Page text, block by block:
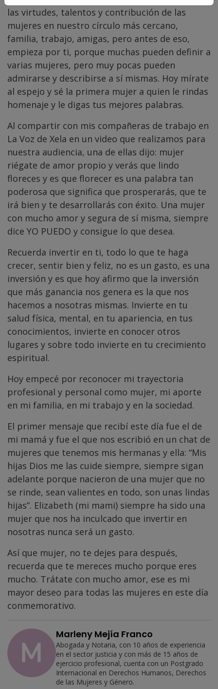
las virtudes, talentos y contribución de las
mujeres en nuestro círculo más cercano,
familia, trabajo, amigas, pero antes de eso,
empieza por ti, porque muchas pueden definir a
varias mujeres, pero muy pocas pueden
admirarse y describirse a sí mismas. Hoy mírate
al espejo y sé la primera mujer a quien le rindas
homenaje y le digas tus mejores palabras.
Al compartir con mis compañeras de trabajo en
La Voz de Xela en un video que realizamos para
nuestra audiencia, una de ellas dijo: mujer
riégate de amor propio y verás que lindo
floreces y es que florecer es una palabra tan
poderosa que significa que prosperarás, que te
irá bien y te desarrollarás con éxito. Una mujer
con mucho amor y segura de sí misma, siempre
dice YO PUEDO y consigue lo que desea.
Recuerda invertir en ti, todo lo que te haga
crecer, sentir bien y feliz, no es un gasto, es una
inversión y es que hoy afirmo que la inversión
que más ganancia nos genera es la que nos
hacemos a nosotras mismas. Invierte en tu
salud física, mental, en tu apariencia, en tus
conocimientos, invierte en conocer otros
lugares y sobre todo invierte en tu crecimiento
espiritual.
Hoy empecé por reconocer mi trayectoria
profesional y personal como mujer, mi aporte
en mi familia, en mi trabajo y en la sociedad.
El primer mensaje que recibí este día fue el de
mi mamá y fue el que nos escribió en un chat de
mujeres que tenemos mis hermanas y ella: “Mis
hijas Dios me las cuide siempre, siempre sigan
adelante porque nacieron de una mujer que no
se rinde, sean valientes en todo, son unas lindas
hijas”. Elizabeth (mi mami) siempre ha sido una
mujer que nos ha inculcado que invertir en
nosotras nunca será un gasto.
Así que mujer, no te dejes para después,
recuerda que te mereces mucho porque eres
mucho. Trátate con mucho amor, ese es mi
mayor deseo para todas las mujeres en este día
conmemorativo.
Marleny Mejía Franco
Abogada y Notaria, con 10 años de experiencia
en el sector justicia y con más de 15 años de
ejercicio profesional, cuenta con un Postgrado
Internacional en Derechos Humanos, Derechos
de las Mujeres y Género.